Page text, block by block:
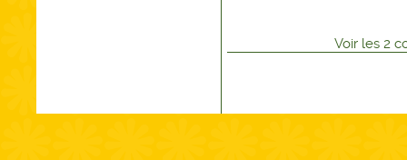
Voir les 2